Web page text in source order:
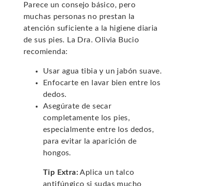
Parece un consejo básico, pero
muchas personas no prestan la
atención suficiente a la higiene diaria
de sus pies. La Dra. Olivia Bucio
recomienda:
Usar agua tibia y un jabón suave.
Enfocarte en lavar bien entre los
dedos.
Asegúrate de secar
completamente los pies,
especialmente entre los dedos,
para evitar la aparición de
hongos.
Tip Extra:Aplica un talco
antifúngico si sudas mucho